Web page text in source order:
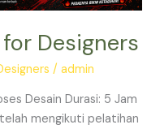
Designers
/admin
Desain Durasi: 5 Jam
mengikuti pelatihan